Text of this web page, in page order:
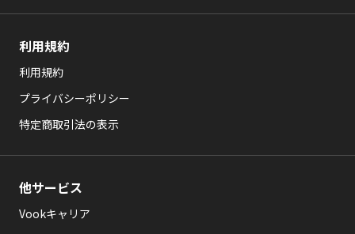
利用規約
利用規約
プライバシーポリシー
特定商取引法の表示
他サービス
Vookキャリア